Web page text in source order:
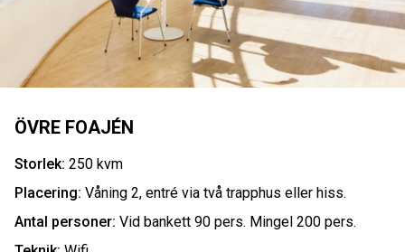
ÖVRE FOAJÉN
Storlek: 250 kvm
Placering: Våning 2, entré via två trapphus eller hiss.
Antal personer: Vid bankett 90 pers. Mingel 200 pers.